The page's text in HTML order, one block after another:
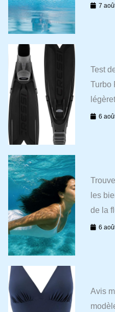
7
Test
Turbo
6
les
de la
6
Avis